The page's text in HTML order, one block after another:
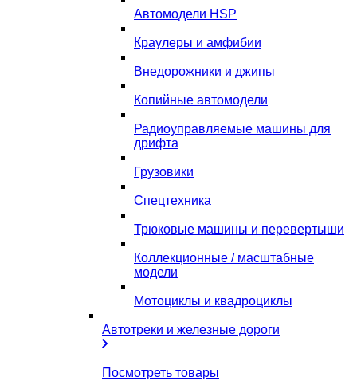
Автомодели HSP
Краулеры и амфибии
Внедорожники и джипы
Копийные автомодели
Радиоуправляемые машины для
дрифта
Грузовики
Спецтехника
Трюковые машины и перевертыши
Коллекционные / масштабные
модели
Мотоциклы и квадроциклы
Автотреки и железные дороги
Посмотреть товары